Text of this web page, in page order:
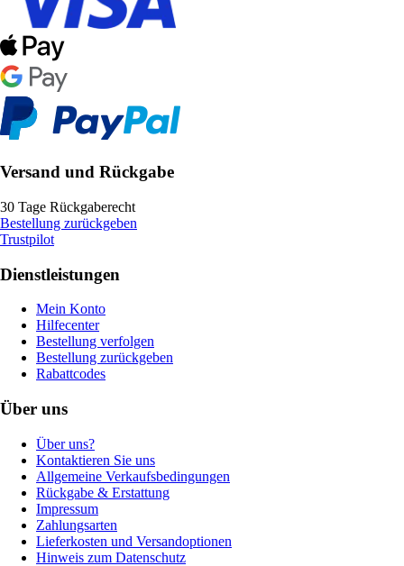
Versand und Rückgabe
30 Tage Rückgaberecht
Bestellung zurückgeben
Trustpilot
Dienstleistungen
Mein Konto
Hilfecenter
Bestellung verfolgen
Bestellung zurückgeben
Rabattcodes
Über uns
Über uns?
Kontaktieren Sie uns
Allgemeine Verkaufsbedingungen
Rückgabe & Erstattung
Impressum
Zahlungsarten
Lieferkosten und Versandoptionen
Hinweis zum Datenschutz